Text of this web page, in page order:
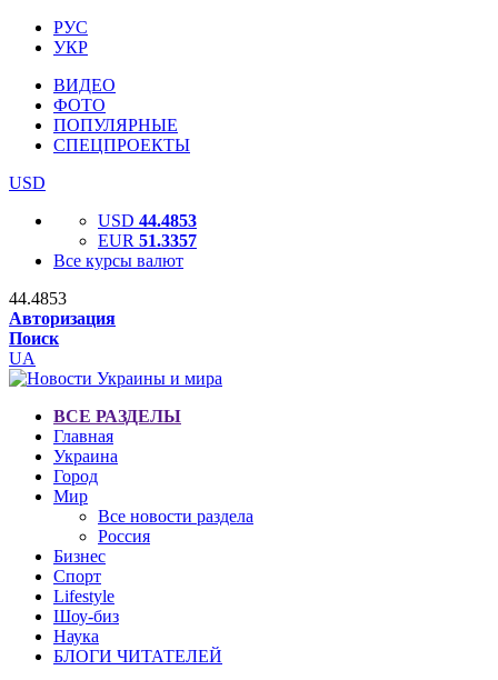
РУС
УКР
ВИДЕО
ФОТО
ПОПУЛЯРНЫЕ
СПЕЦПРОЕКТЫ
USD
USD 44.4853
EUR 51.3357
Все курсы валют
44.4853
Авторизация
Поиск
UA
ВСЕ РАЗДЕЛЫ
Главная
Украина
Город
Мир
Все новости раздела
Россия
Бизнес
Спорт
Lifestyle
Шоу-биз
Наука
БЛОГИ ЧИТАТЕЛЕЙ